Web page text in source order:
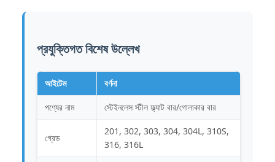
প্রযুক্তিগত বিশেষ উল্লেখ
আইটেম বর্ণনা
পণ্যের নাম স্টেইনলেস স্টীল ফ্ল্যাট বার/গোলাকার বার
গ্রেড
201, 302, 303, 304, 304L, 310S,
316, 316L